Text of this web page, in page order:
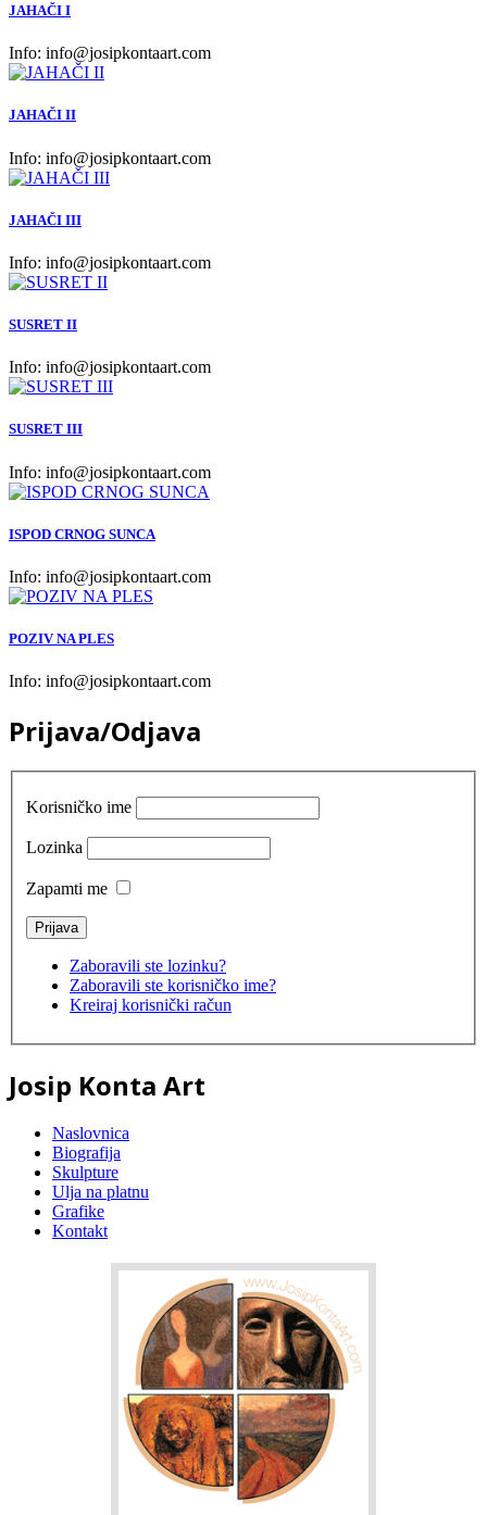
JAHAČI I
Info: info@josipkontaart.com
JAHAČI II
Info: info@josipkontaart.com
JAHAČI III
Info: info@josipkontaart.com
SUSRET II
Info: info@josipkontaart.com
SUSRET III
Info: info@josipkontaart.com
ISPOD CRNOG SUNCA
Info: info@josipkontaart.com
POZIV NA PLES
Info: info@josipkontaart.com
Prijava/Odjava
Korisničko ime
Lozinka
Zapamti me
Zaboravili ste lozinku?
Zaboravili ste korisničko ime?
Kreiraj korisnički račun
Josip Konta Art
Naslovnica
Biografija
Skulpture
Ulja na platnu
Grafike
Kontakt